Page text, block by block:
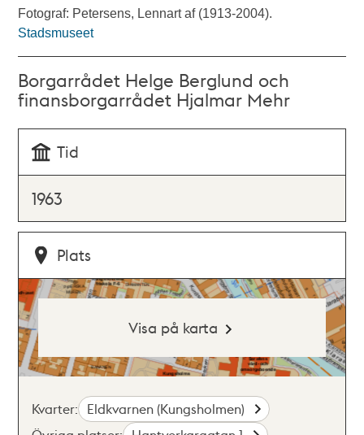
Fotograf: Petersens, Lennart af (1913-2004).
Stadsmuseet
Borgarrådet Helge Berglund och
finansborgarrådet Hjalmar Mehr
Tid
1963
Plats
Visa på karta
Kvarter: Eldkvarnen (Kungsholmen)